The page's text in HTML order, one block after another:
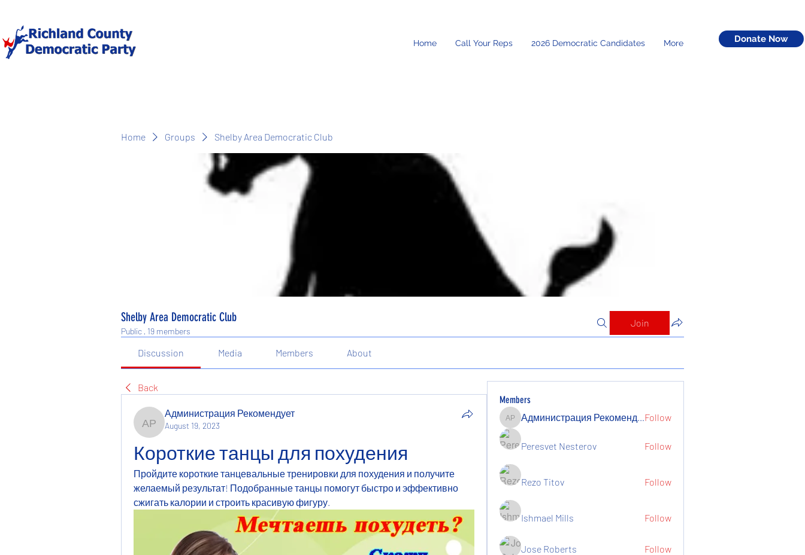
Home Call Your Reps 2026 Democratic Candidates More Donate Now
Home Groups Shelby Area Democratic Club
Shelby Area Democratic Club
Public · 19 members
Join
Discussion Media Members About
Back
Администрация Рекомендует
Администрация Рекомендует
August 19, 2023
Короткие танцы для похудения
Пройдите короткие танцевальные тренировки для похудения и получите
желаемый результат! Подобранные танцы помогут быстро и эффективно
сжигать калории и строить красивую фигуру.
Members
Администрация Рекомендует
Администрация РекомендуетFollow
Peresvet Nesterov Follow
Rezo Titov Follow
Ishmael Mills Follow
Jose Roberts
Follow